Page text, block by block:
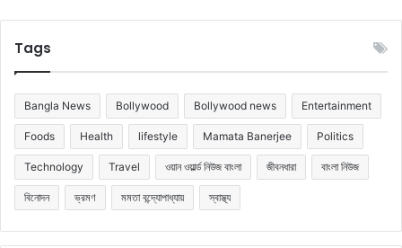
Tags
Bangla News Bollywood Bollywood news Entertainment
Foods Health lifestyle Mamata Banerjee Politics
Technology Travel ওয়ান ওয়ার্ল্ড নিউজ বাংলা জীবনধারা বাংলা নিউজ
বিনোদন ভ্রমণ মমতা বন্দ্যোপাধ্যায় স্বাস্থ্য